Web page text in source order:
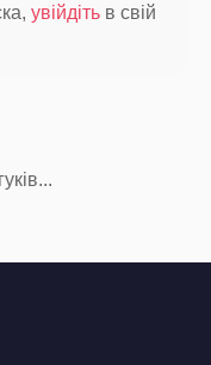
увійдіть в свій